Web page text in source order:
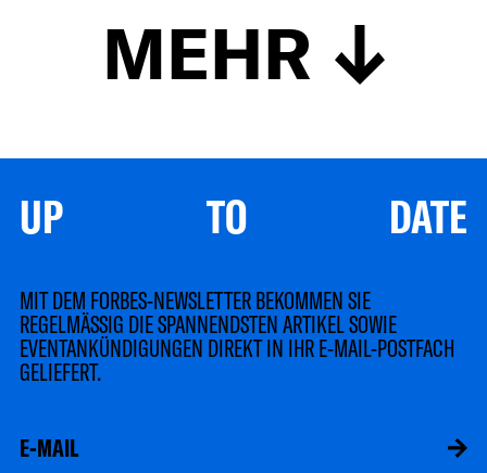
MEHR
UP TO DATE
MIT DEM FORBES-NEWSLETTER BEKOMMEN SIE
REGELMÄSSIG DIE SPANNENDSTEN ARTIKEL SOWIE
EVENTANKÜNDIGUNGEN DIREKT IN IHR E-MAIL-POSTFACH
GELIEFERT.